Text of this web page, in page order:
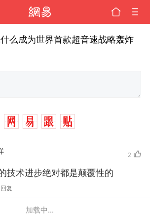
么成为世界首款超音速战略轰炸
2
技术进步绝对都是颠覆性的
回复
加载中...